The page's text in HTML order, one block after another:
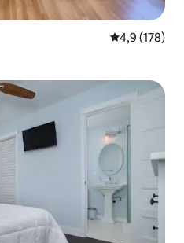
4,9 av 5 i
4,9 (178)